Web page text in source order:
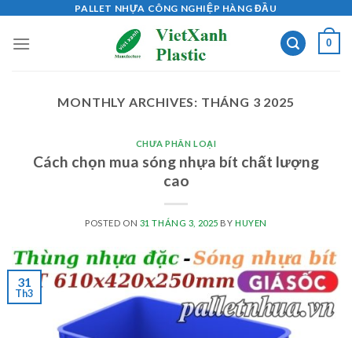
content
PALLET NHỰA CÔNG NGHIỆP HÀNG ĐẦU
0
MONTHLY ARCHIVES: THÁNG 3 2025
CHƯA PHÂN LOẠI
Cách chọn mua sóng nhựa bít chất lượng
cao
POSTED ON 31 THÁNG 3, 2025 BY HUYEN
31
Th3